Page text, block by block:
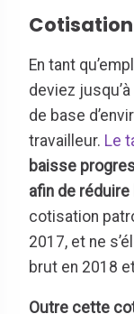
En tant
deviez
de base
travailleur. Le
baisse
afin de
cotisation
2017, et ne
brut en 2018
Outre cette